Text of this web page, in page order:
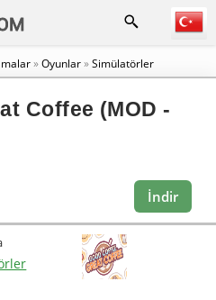
»Oyunlar»Simülatörler
Coffee (MOD -
İndir